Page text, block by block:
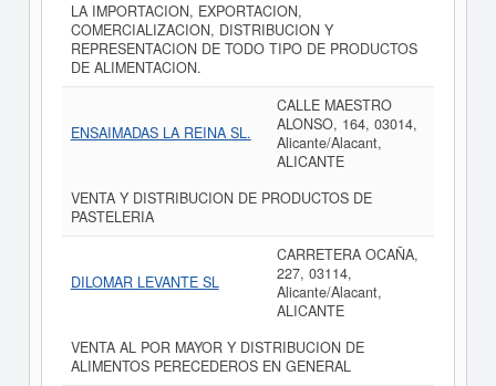
LA IMPORTACION, EXPORTACION,
COMERCIALIZACION, DISTRIBUCION Y
REPRESENTACION DE TODO TIPO DE PRODUCTOS
DE ALIMENTACION.
ENSAIMADAS LA REINA SL.
CALLE MAESTRO
ALONSO, 164, 03014,
Alicante/Alacant,
ALICANTE
VENTA Y DISTRIBUCION DE PRODUCTOS DE
PASTELERIA
DILOMAR LEVANTE SL
CARRETERA OCAÑA,
227, 03114,
Alicante/Alacant,
ALICANTE
VENTA AL POR MAYOR Y DISTRIBUCION DE
ALIMENTOS PERECEDEROS EN GENERAL